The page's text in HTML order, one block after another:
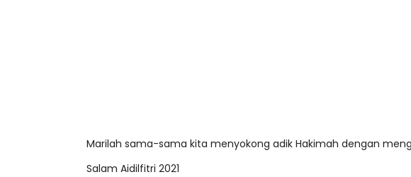
Marilah sama-sama kita menyokong adik Hakimah dengan
Salam Aidilfitri 2021